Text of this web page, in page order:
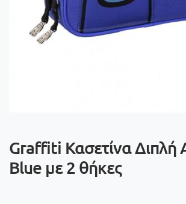
Graffiti Κασετίνα Διπλή
Blue με 2 θήκες